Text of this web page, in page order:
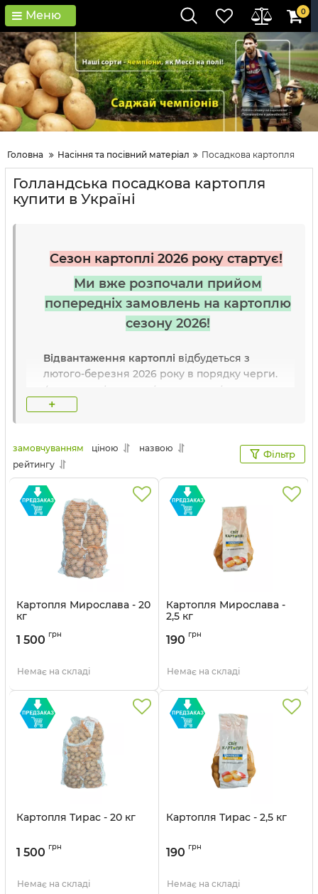
Меню 0
Головна Насіння та посівний матеріал Посадкова картопля
Голландська посадкова картопля
купити в Україні
Сезон картоплі 2026 року стартує!
Ми вже розпочали прийом
попередніх замовлень на картоплю
сезону 2026!
Відвантаження картоплі відбудеться з
лютого-березня 2026 року в порядку черги.
(залежно від погодніх умов терміни поставки
можуть змінюватись)
100% оплата
20% оплата
- бронюється об'єм,
залишок суми - накладений платіж. Ціни
можуть бути перераховані на момент
відправки.
Згідно тарифів Нової
пошти
Не втрачайте шанс забезпечити себе якісним
насіннєвим матеріалом з перших рук -
кількість обмежена, а попит завжди високий!
+
замовчуванням ціною
назвою
рейтингу
Фільтр
Картопля Мирослава - 20
кг
1 500 грн
Немає на складі
Картопля Мирослава -
2,5 кг
190 грн
Немає на складі
Картопля Тирас - 20 кг
1 500 грн
Немає на складі
Картопля Тирас - 2,5 кг
190 грн
Немає на складі